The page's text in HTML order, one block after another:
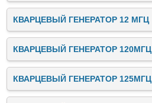
КВАРЦЕВЫЙ ГЕНЕРАТОР 12 МГЦ
КВАРЦЕВЫЙ ГЕНЕРАТОР 120МГЦ
КВАРЦЕВЫЙ ГЕНЕРАТОР 125МГЦ